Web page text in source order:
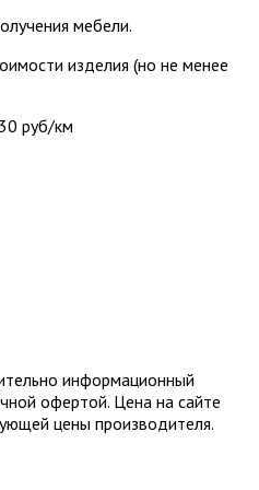
мебели.
изделия (но не менее
руб/км
информационный
офертой. Цена на сайте
цены производителя.